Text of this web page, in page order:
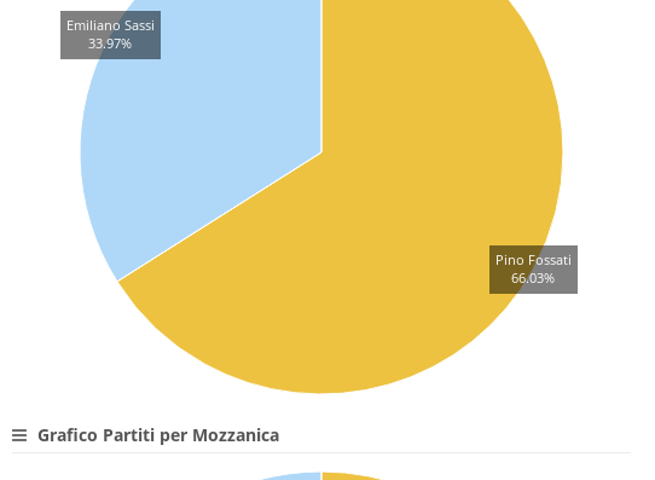
Pino Fossati
66.03%
Emiliano Sassi
33.97%
Grafico Partiti per Mozzanica